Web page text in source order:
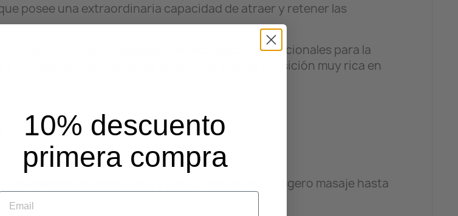
posee una extraordinaria capacidad de atraer y retener las
karité tiene propiedades cosmetológicas excepcionales para la
protege los tejidos celulares gracias a su composición muy rica en
desmaquillado y limpio, realizando un ligero masaje hasta
10% descuento
primera compra